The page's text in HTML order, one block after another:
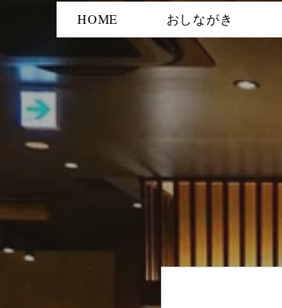
HOME おしながき